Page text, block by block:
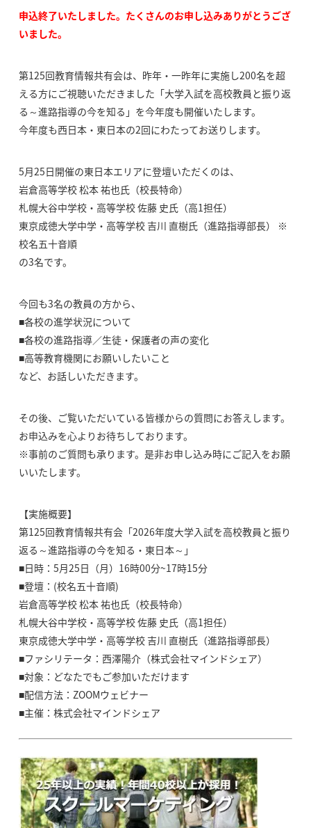
申込終了いたしました。たくさんのお申し込みありがとうござ
いました。
第125回教育情報共有会は、昨年・一昨年に実施し200名を超
える方にご視聴いただきました「大学入試を高校教員と振り返
る～進路指導の今を知る」を今年度も開催いたします。
今年度も西日本・東日本の2回にわたってお送りします。
5月25日開催の東日本エリアに登壇いただくのは、
岩倉高等学校 松本 祐也氏（校長特命）
札幌大谷中学校・高等学校 佐藤 史氏（高1担任）
東京成徳大学中学・高等学校 吉川 直樹氏（進路指導部長） ※
校名五十音順
の3名です。
今回も3名の教員の方から、
■各校の進学状況について
■各校の進路指導／生徒・保護者の声の変化
■高等教育機関にお願いしたいこと
など、お話しいただきます。
その後、ご覧いただいている皆様からの質問にお答えします。
お申込みを心よりお待ちしております。
※事前のご質問も承ります。是非お申し込み時にご記入をお願
いいたします。
【実施概要】
第125回教育情報共有会「2026年度大学入試を高校教員と振り
返る～進路指導の今を知る・東日本～」
■日時：5月25日（月）16時00分~17時15分
■登壇：(校名五十音順)
岩倉高等学校 松本 祐也氏（校長特命）
札幌大谷中学校・高等学校 佐藤 史氏（高1担任）
東京成徳大学中学・高等学校 吉川 直樹氏（進路指導部長）
■ファシリテータ：西澤陽介（株式会社マインドシェア）
■対象：どなたでもご参加いただけます
■配信方法：ZOOMウェビナー
■主催：株式会社マインドシェア